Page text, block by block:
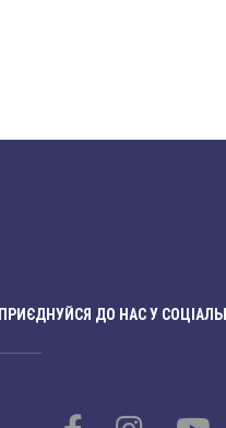
ПРИЄДНУЙСЯ ДО НАС У